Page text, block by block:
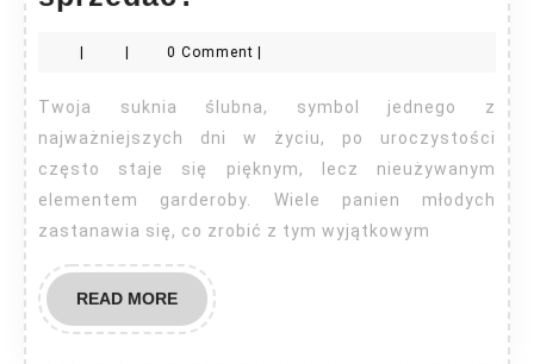
gdzie
sprzedać?
0 Comment
Twoja suknia ślubna, symbol jednego z
najważniejszych dni w życiu, po uroczystości
często staje się pięknym, lecz nieużywanym
elementem garderoby. Wiele panien młodych
zastanawia się, co zrobić z tym wyjątkowym
READ MOREREAD
MORE